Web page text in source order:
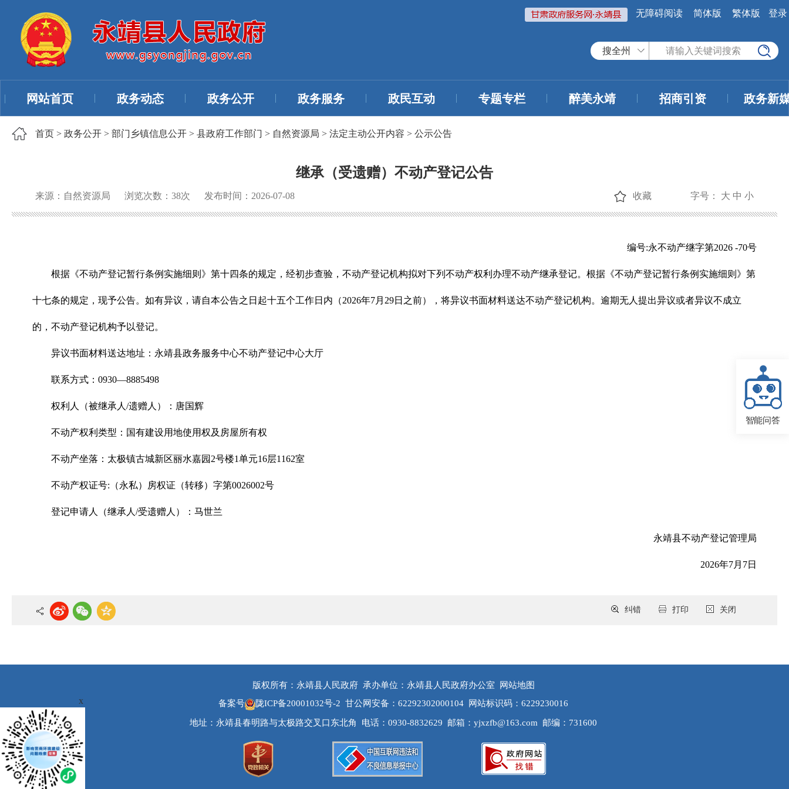
无障碍阅读 简体版 繁体版 登录
搜全州
网站首页 政务动态 政务公开 政务服务 政民互动 专题专栏 醉美永靖 招商引资 政务新
首页 > 政务公开 > 部门乡镇信息公开 > 县政府工作部门 > 自然资源局 > 法定主动公开内容 > 公示公告
继承（受遗赠）不动产登记公告
来源：自然资源局 浏览次数： 38次 发布时间：2026-07-08 字号： 大 中 小
收藏
编号:永不动产继字第2026 -70号
根据《不动产登记暂行条例实施细则》第十四条的规定，经初步查验，不动产登记机构拟对下列不动产权利办理不动产继承登记。根据《不动产登记暂行条例实施细则》第
十七条的规定，现予公告。如有异议，请自本公告之日起十五个工作日内（2026年7月29日之前），将异议书面材料送达不动产登记机构。逾期无人提出异议或者异议不成立
的，不动产登记机构予以登记。
异议书面材料送达地址：永靖县政务服务中心不动产登记中心大厅
联系方式：0930—8885498
权利人（被继承人/遗赠人）：唐国辉
不动产权利类型：国有建设用地使用权及房屋所有权
不动产坐落：太极镇古城新区丽水嘉园2号楼1单元16层1162室
不动产权证号:（永私）房权证（转移）字第0026002号
登记申请人（继承人/受遗赠人）：马世兰
永靖县不动产登记管理局
2026年7月7日
关闭
打印
纠错
版权所有：永靖县人民政府 承办单位：永靖县人民政府办公室
网站地图
备案号
陇ICP备20001032号-2 甘公网安备：62292302000104 网站标识码：6229230016
地址：永靖县春明路与太极路交叉口东北角 电话：0930-8832629 邮箱：yjxzfb@163.com 邮编：731600
智能问答
x